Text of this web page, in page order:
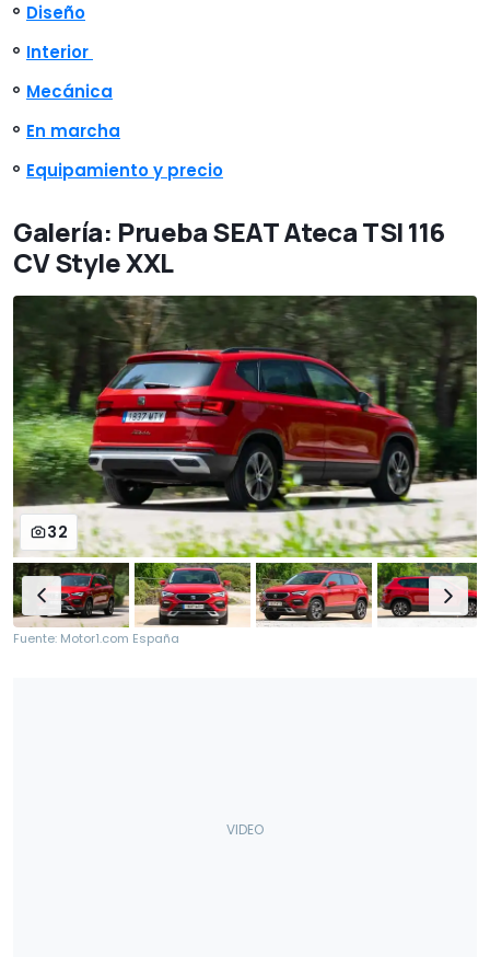
Diseño
Interior
Mecánica
En marcha
Equipamiento y precio
Galería: Prueba SEAT Ateca TSI 116
CV Style XXL
32
Fuente: Motor1.com España